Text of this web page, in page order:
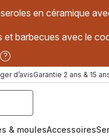
en céramique
et barbecues avec le
d’avisGarantie 2 ans & 15
& moulesAccessoires